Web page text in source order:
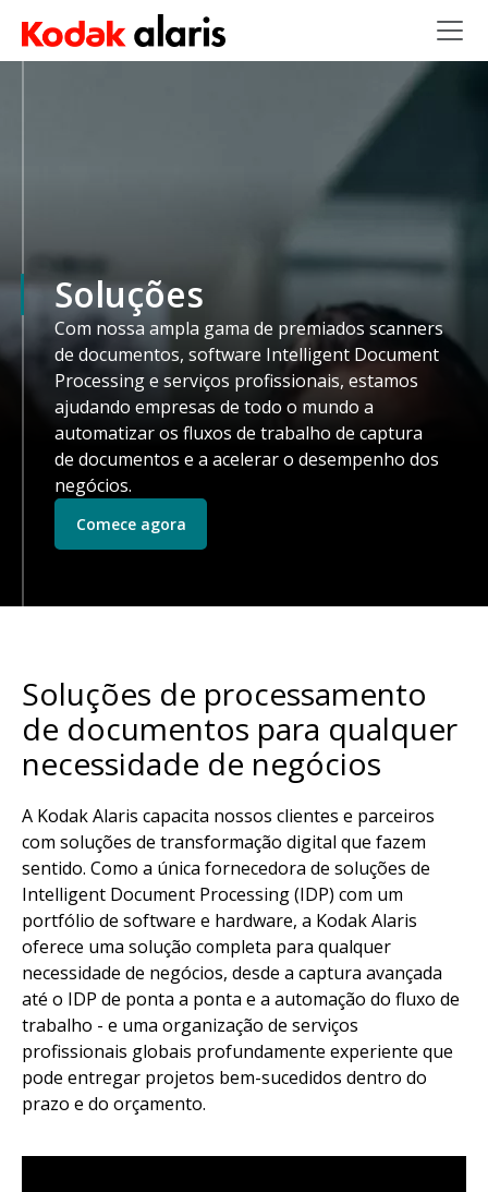
Skip to main content
Soluções
Com nossa ampla gama de premiados scanners
de documentos, software Intelligent Document
Processing e serviços profissionais, estamos
ajudando empresas de todo o mundo a
automatizar os fluxos de trabalho de captura
de documentos e a acelerar o desempenho dos
negócios.
Comece agora
Soluções de processamento
de documentos para qualquer
necessidade de negócios
A Kodak Alaris capacita nossos clientes e parceiros
com soluções de transformação digital que fazem
sentido. Como a única fornecedora de soluções de
Intelligent Document Processing (IDP) com um
portfólio de software e hardware, a Kodak Alaris
oferece uma solução completa para qualquer
necessidade de negócios, desde a captura avançada
até o IDP de ponta a ponta e a automação do fluxo de
trabalho - e uma organização de serviços
profissionais globais profundamente experiente que
pode entregar projetos bem-sucedidos dentro do
prazo e do orçamento.